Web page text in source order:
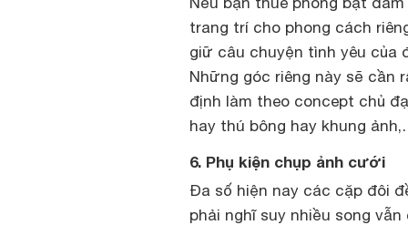
trang trí cho phong cách
giữ câu chuyện tình yêu của
Những góc riêng này sẽ cần
định làm theo concept chủ
hay thú bông hay khung
6. Phụ kiện chụp ảnh cưới
Đa số hiện nay các cặp đôi
phải nghĩ suy nhiều song